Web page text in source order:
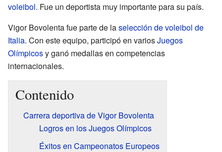
voleibol. Fue un deportista muy importante para su país.
Vigor Bovolenta fue parte de laselección de voleibol de
Italia. Con este equipo, participó en variosJuegos
Olímpicosy ganó medallas en competencias
internacionales.
Contenido
Carrera deportiva de Vigor Bovolenta
Logros en los Juegos Olímpicos
Éxitos en Campeonatos Europeos